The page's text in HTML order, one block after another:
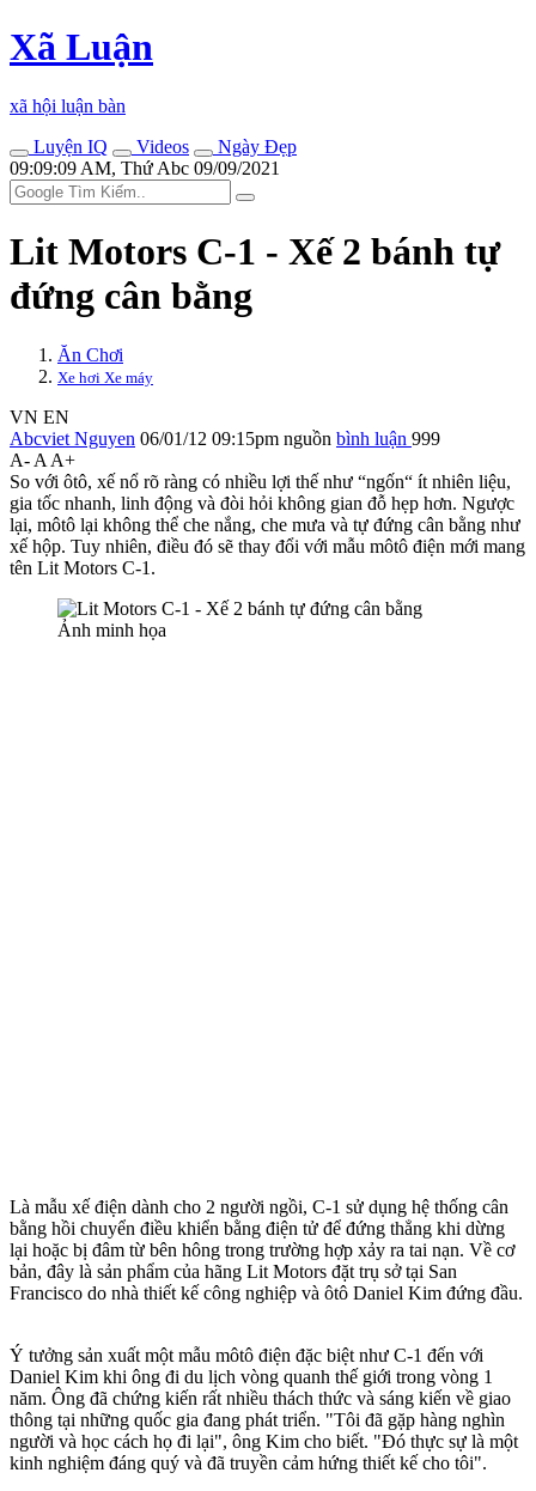
Xã Luận
xã hội luận bàn
Luyện IQ
Videos
Ngày Đẹp
09:09:09 AM, Thứ Abc 09/09/2021
Lit Motors C-1 - Xế 2 bánh tự
đứng cân bằng
Ăn Chơi
Xe hơi Xe máy
VN EN
Abcviet Nguyen 06/01/12 09:15pm nguồn bình luận 999
A- A A+
So với ôtô, xế nổ rõ ràng có nhiều lợi thế như “ngốn“ ít nhiên liệu,
gia tốc nhanh, linh động và đòi hỏi không gian đỗ hẹp hơn. Ngược
lại, môtô lại không thể che nắng, che mưa và tự đứng cân bằng như
xế hộp. Tuy nhiên, điều đó sẽ thay đổi với mẫu môtô điện mới mang
tên Lit Motors C-1.
Ảnh minh họa
Là mẫu xế điện dành cho 2 người ngồi, C-1 sử dụng hệ thống cân
bằng hồi chuyển điều khiển bằng điện tử để đứng thẳng khi dừng
lại hoặc bị đâm từ bên hông trong trường hợp xảy ra tai nạn. Về cơ
bản, đây là sản phẩm của hãng Lit Motors đặt trụ sở tại San
Francisco do nhà thiết kế công nghiệp và ôtô Daniel Kim đứng đầu.
Ý tưởng sản xuất một mẫu môtô điện đặc biệt như C-1 đến với
Daniel Kim khi ông đi du lịch vòng quanh thế giới trong vòng 1
năm. Ông đã chứng kiến rất nhiều thách thức và sáng kiến về giao
thông tại những quốc gia đang phát triển. "Tôi đã gặp hàng nghìn
người và học cách họ đi lại", ông Kim cho biết. "Đó thực sự là một
kinh nghiệm đáng quý và đã truyền cảm hứng thiết kế cho tôi".